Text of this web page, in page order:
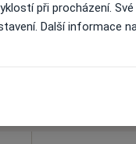
Online
při procházení.
Další informace